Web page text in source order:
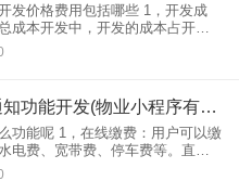
格费用包括哪些 1，开发成
成本开发中，开发的成本占开发
。代码开发，服务器部署，产品
。涉及部门广，开发周期长。小
小程序服务通知功能开发(物业小程序有什么功能)
费：用户可以缴
电费、宽带费、停车费等。直接
用户需要获
服务时，可直接通过物业小程序